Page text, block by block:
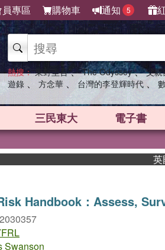
專區 購物車 通知 5
熱搜： 東野圭吾 、 The Odyssey 、 父親
遊錄 、 方念華 、 台灣的李登輝時代 、
三民東大 電子書
英國
Handbook：Assess,
Swanson